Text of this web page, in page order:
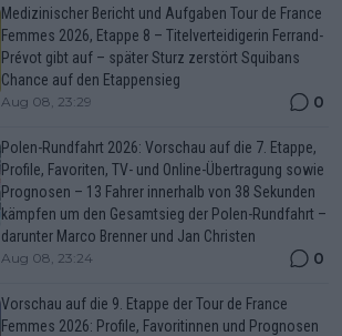
Medizinischer Bericht und Aufgaben Tour de France
Femmes 2026, Etappe 8 – Titelverteidigerin Ferrand-
Prévot gibt auf – später Sturz zerstört Squibans
Chance auf den Etappensieg
Aug 08, 23:29 0
Polen-Rundfahrt 2026: Vorschau auf die 7. Etappe,
Profile, Favoriten, TV- und Online-Übertragung sowie
Prognosen – 13 Fahrer innerhalb von 38 Sekunden
kämpfen um den Gesamtsieg der Polen-Rundfahrt –
darunter Marco Brenner und Jan Christen
Aug 08, 23:24 0
Vorschau auf die 9. Etappe der Tour de France
Femmes 2026: Profile, Favoritinnen und Prognosen